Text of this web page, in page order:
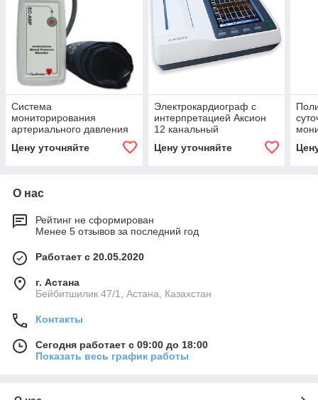
Система
мониторирования
артериального давления
Цену уточняйте
Электрокардиограф с
интерпретацией Аксион
12 канальный
Цену уточняйте
О нас
Рейтинг не сформирован
Менее 5 отзывов за последний год
Работает с 20.05.2020
г. Астана
Бейбитшилик 47/1, Астана, Казахстан
Контакты
Сегодня работает с 09:00 до 18:00
Показать весь график работы